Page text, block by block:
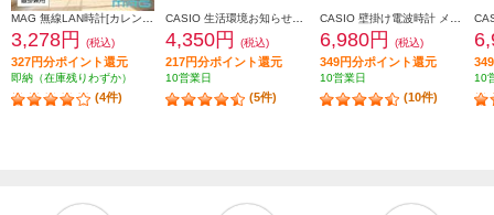
3,278円 (税込)
327円分ポイント還元
即納（在庫残りわずか）
(4件)
4,350円 (税込)
217円分ポイント還元
10営業日
(5件)
6,980円 (税込)
349円分ポイント還元
10営業日
(10件)
10